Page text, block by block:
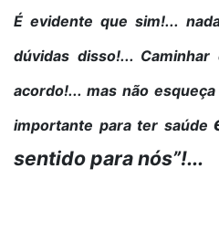
É evidente que sim!...
dúvidas disso!...
acordo!... mas não
importante para ter saúde
sentido para nós”!...